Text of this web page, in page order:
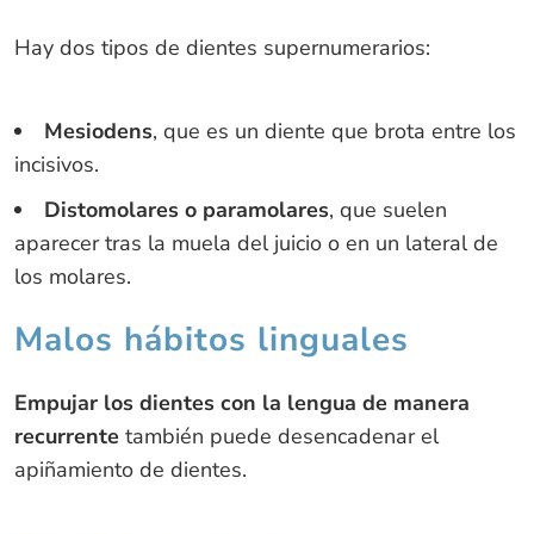
Hay dos tipos de dientes supernumerarios:
Mesiodens, que es un diente que brota entre los
incisivos.
Distomolares o paramolares, que suelen
aparecer tras la muela del juicio o en un lateral de
los molares.
Malos hábitos linguales
Empujar los dientes con la lengua de manera
recurrentetambién puede desencadenar el
apiñamiento de dientes.